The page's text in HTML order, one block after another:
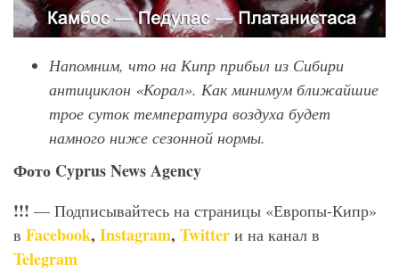
Напомним, что на Кипр прибыл из Сибири
антициклон «Корал». Как минимум ближайшие
трое суток температура воздуха будет
намного ниже сезонной нормы.
Фото Cyprus News Agency
!!! — Подписывайтесь на страницы «Европы-Кипр»
в Facebook, Instagram, Twitter и на канал в
Telegram